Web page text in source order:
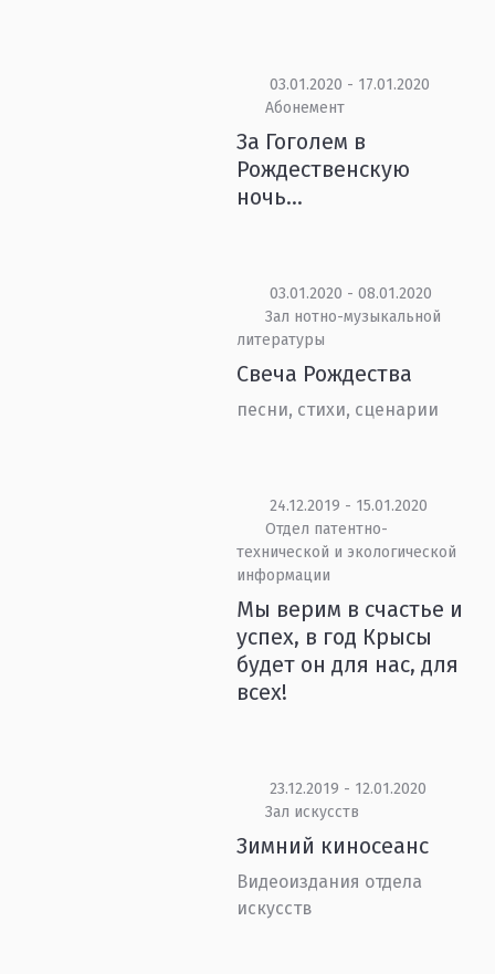
03.01.2020 - 17.01.2020
Абонемент
За Гоголем в
Рождественскую
ночь...
03.01.2020 - 08.01.2020
Зал нотно-музыкальной
литературы
Свеча Рождества
песни, стихи, сценарии
24.12.2019 - 15.01.2020
Отдел патентно-
технической и экологической
информации
Мы верим в счастье и
успех, в год Крысы
будет он для нас, для
всех!
23.12.2019 - 12.01.2020
Зал искусств
Зимний киносеанс
Видеоиздания отдела
искусств